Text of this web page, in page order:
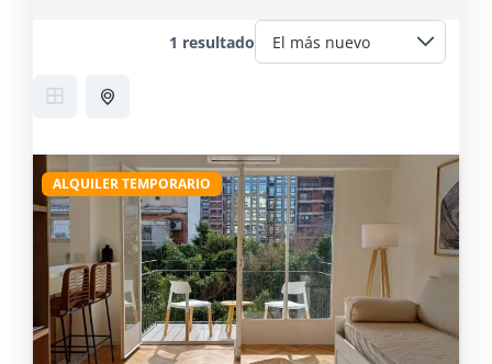
1 resultado
ALQUILER TEMPORARIO